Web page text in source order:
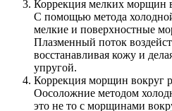
Коррекция мелких морщин
С помощью метода
мелкие и поверхностные
Плазменный поток
восстанавливая кожу и
упругой.
Коррекция морщин вокруг
Оосоложние методом
это не то с морщинами